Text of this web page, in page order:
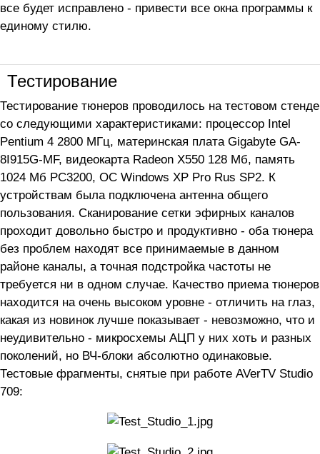
все будет исправлено - привести все окна программы к
единому стилю.
Тестирование
Тестирование тюнеров проводилось на тестовом стенде
со следующими характеристиками: процессор Intel
Pentium 4 2800 МГц, материнская плата Gigabyte GA-
8I915G-MF, видеокарта Radeon X550 128 Мб, память
1024 Мб PC3200, ОС Windows XP Pro Rus SP2. К
устройствам была подключена антенна общего
пользования. Сканирование сетки эфирных каналов
проходит довольно быстро и продуктивно - оба тюнера
без проблем находят все принимаемые в данном
районе каналы, а точная подстройка частоты не
требуется ни в одном случае. Качество приема тюнеров
находится на очень высоком уровне - отличить на глаз,
какая из новинок лучше показывает - невозможно, что и
неудивительно - микросхемы АЦП у них хоть и разных
поколений, но ВЧ-блоки абсолютно одинаковые.
Тестовые фрагменты, снятые при работе AVerTV Studio
709: